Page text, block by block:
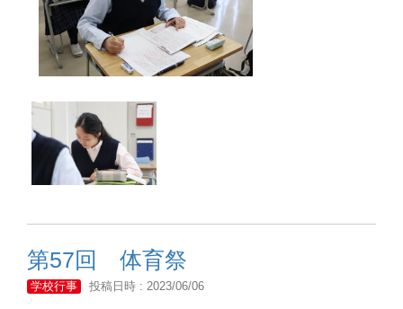
第57回 体育祭
学校行事 投稿日時 : 2023/06/06